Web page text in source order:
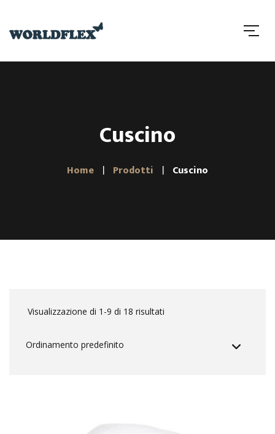
Cuscino
Home Prodotti Cuscino
Visualizzazione di 1-9 di 18 risultati